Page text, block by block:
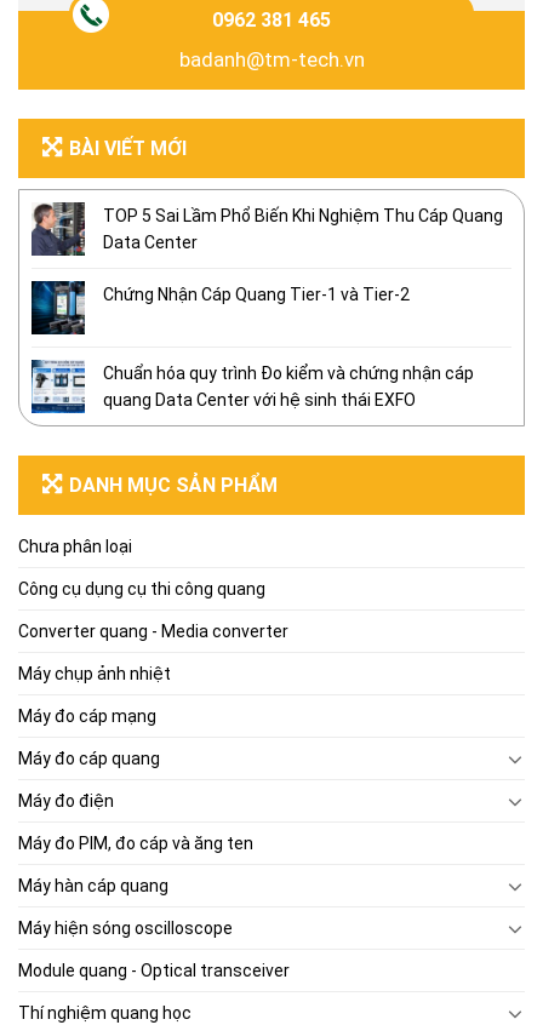
0962 381 465
badanh@tm-tech.vn
BÀI VIẾT MỚI
TOP 5 Sai Lầm Phổ Biến Khi Nghiệm Thu Cáp Quang
Data Center
Chứng Nhận Cáp Quang Tier-1 và Tier-2
Chuẩn hóa quy trình Đo kiểm và chứng nhận cáp
quang Data Center với hệ sinh thái EXFO
DANH MỤC SẢN PHẨM
Chưa phân loại
Công cụ dụng cụ thi công quang
Converter quang - Media converter
Máy chụp ảnh nhiệt
Máy đo cáp mạng
Máy đo cáp quang
Máy đo điện
Máy đo PIM, đo cáp và ăng ten
Máy hàn cáp quang
Máy hiện sóng oscilloscope
Module quang - Optical transceiver
Thí nghiệm quang học